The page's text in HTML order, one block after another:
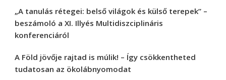
„A tanulás rétegei: belső világok és külső terepek” –
beszámoló a XI. Illyés Multidiszciplináris
konferenciáról
A Föld jövője rajtad is múlik! – Így csökkentheted
tudatosan az ökolábnyomodat